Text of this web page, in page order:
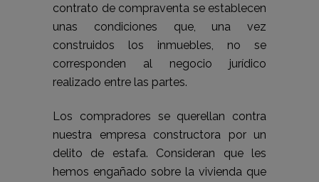
contrato de compraventa se establecen
unas condiciones que, una vez
construidos los inmuebles, no se
corresponden al negocio jurídico
realizado entre las partes.
Los compradores se querellan contra
nuestra empresa constructora por un
delito de estafa. Consideran que les
hemos engañado sobre la vivienda que